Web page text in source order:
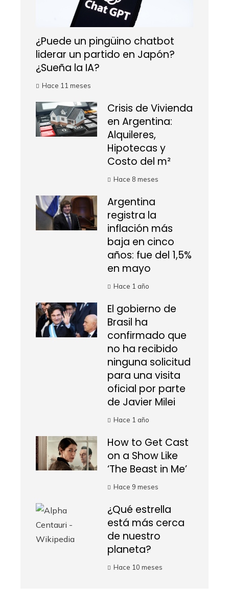
¿Puede un pingüino chatbot
liderar un partido en Japón?
¿Sueña la IA?
Hace 11 meses
Crisis de Vivienda
en Argentina:
Alquileres,
Hipotecas y
Costo del m²
Hace 8 meses
Argentina
registra la
inflación más
baja en cinco
años: fue del 1,5%
en mayo
Hace 1 año
El gobierno de
Brasil ha
confirmado que
no ha recibido
ninguna solicitud
para una visita
oficial por parte
de Javier Milei
Hace 1 año
How to Get Cast
on a Show Like
‘The Beast in Me’
Hace 9 meses
¿Qué estrella
está más cerca
de nuestro
planeta?
Hace 10 meses